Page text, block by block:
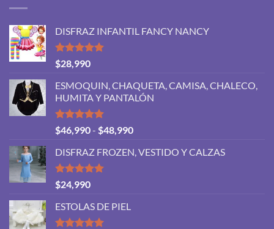
DISFRAZ INFANTIL FANCY NANCY
Valorado
con
de 5
$28,990
ESMOQUIN, CHAQUETA, CAMISA, CHALECO,
HUMITA Y PANTALÓN
Valorado
con
de 5
$46,990- $48,990Rango
precios:
DISFRAZ FROZEN, VESTIDO Y CALZAS
Valorado
con
de 5
$24,990
ESTOLAS DE PIEL